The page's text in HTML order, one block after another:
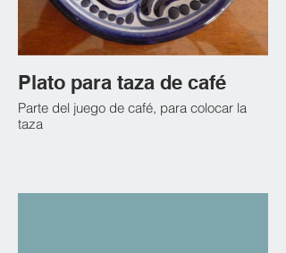
Plato para taza de café
Parte del juego de café, para colocar la
taza